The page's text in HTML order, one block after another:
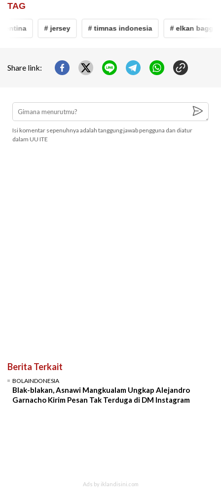
TAG
# jersey # timnas indonesia # elkan baggott
Share link:
Isi komentar sepenuhnya adalah tanggung jawab pengguna dan diatur
dalam UU ITE
Berita Terkait
BOLAINDONESIA
Blak-blakan, Asnawi Mangkualam Ungkap Alejandro
Garnacho Kirim Pesan Tak Terduga di DM Instagram